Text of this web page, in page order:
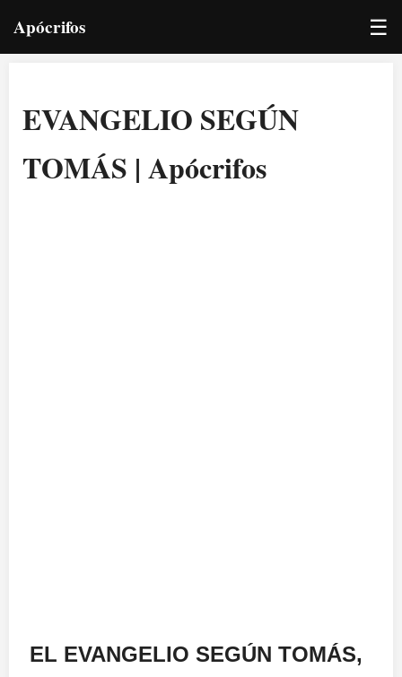
Apócrifos ☰
EVANGELIO SEGÚN
TOMÁS | Apócrifos
EL EVANGELIO SEGÚN TOMÁS,